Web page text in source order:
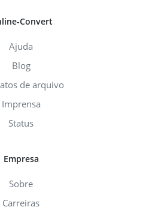
Convert
Ajuda
Blog
de arquivo
Imprensa
Status
Empresa
Sobre
Carreiras